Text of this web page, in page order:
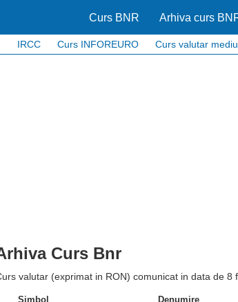
Curs BNR Arhiva curs
IRCC Curs INFOREURO Curs valutar mediu
Curs Bnr
valutar (exprimat in RON) comunicat in data de 8
Simbol Denumire